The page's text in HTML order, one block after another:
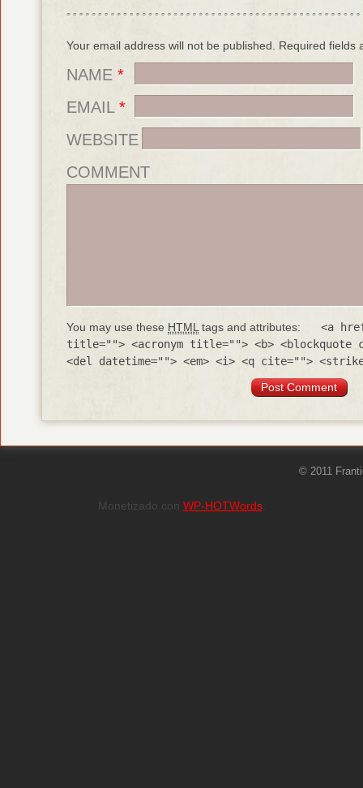
Your email address will not be published. Required fields
NAME *
EMAIL *
WEBSITE
COMMENT
You may use these HTML tags and attributes:
<a
title=""> <acronym title=""> <b> <blockquote
<del datetime=""> <em> <i> <q cite="">
© 2011
Monetizado con WP-HOTWords.